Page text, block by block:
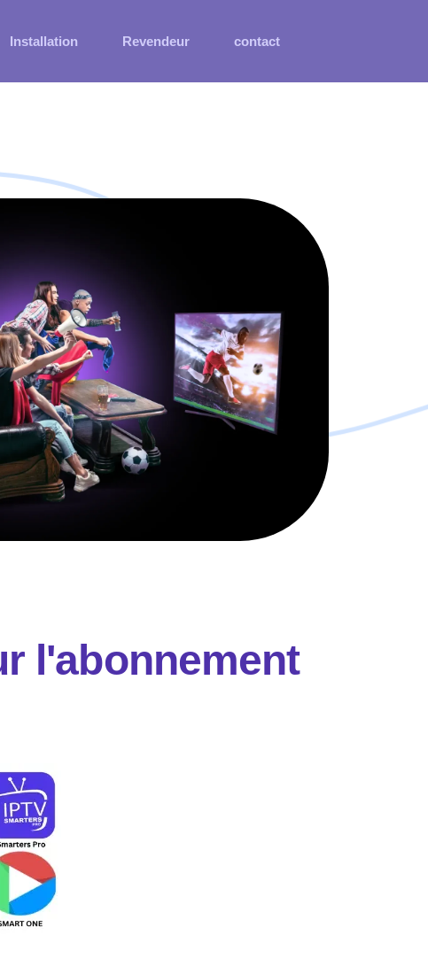
Installation Revendeur contact
l'abonnement